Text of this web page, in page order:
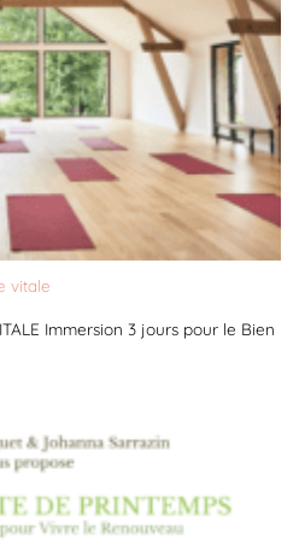
vitale
Immersion 3 jours pour le Bien